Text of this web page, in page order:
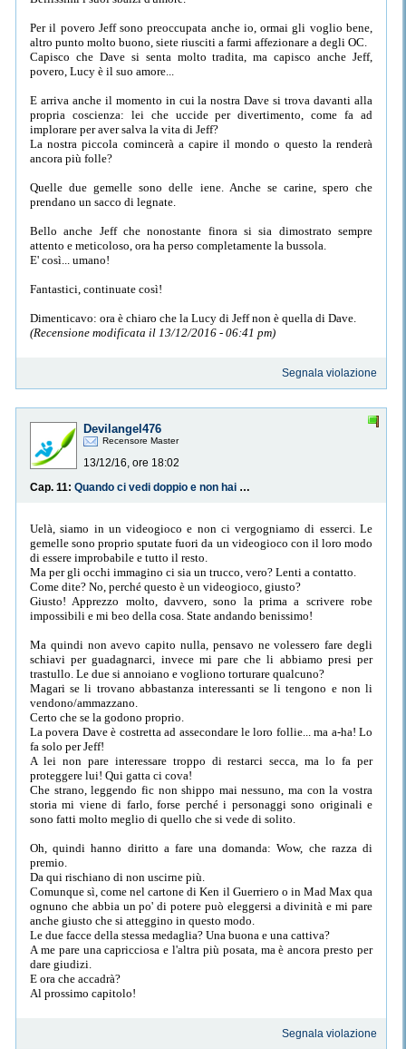
Per il povero Jeff sono preoccupata anche io, ormai gli voglio bene,
altro punto molto buono, siete riusciti a farmi affezionare a degli OC.
Capisco che Dave si senta molto tradita, ma capisco anche Jeff,
povero, Lucy è il suo amore...
E arriva anche il momento in cui la nostra Dave si trova davanti alla
propria coscienza: lei che uccide per divertimento, come fa ad
implorare per aver salva la vita di Jeff?
La nostra piccola comincerà a capire il mondo o questo la renderà
ancora più folle?
Quelle due gemelle sono delle iene. Anche se carine, spero che
prendano un sacco di legnate.
Bello anche Jeff che nonostante finora si sia dimostrato sempre
attento e meticoloso, ora ha perso completamente la bussola.
E' così... umano!
Fantastici, continuate così!
Dimenticavo: ora è chiaro che la Lucy di Jeff non è quella di Dave.
(Recensione modificata il 13/12/2016 - 06:41 pm)
Segnala violazione
Devilangel476
Recensore Master
13/12/16, ore 18:02
Cap. 11:
Quando ci vedi doppio e non hai bevuto...non ancora
Uelà, siamo in un videogioco e non ci vergogniamo di esserci. Le
gemelle sono proprio sputate fuori da un videogioco con il loro modo
di essere improbabile e tutto il resto.
Ma per gli occhi immagino ci sia un trucco, vero? Lenti a contatto.
Come dite? No, perché questo è un videogioco, giusto?
Giusto! Apprezzo molto, davvero, sono la prima a scrivere robe
impossibili e mi beo della cosa. State andando benissimo!
Ma quindi non avevo capito nulla, pensavo ne volessero fare degli
schiavi per guadagnarci, invece mi pare che li abbiamo presi per
trastullo. Le due si annoiano e vogliono torturare qualcuno?
Magari se li trovano abbastanza interessanti se li tengono e non li
vendono/ammazzano.
Certo che se la godono proprio.
La povera Dave è costretta ad assecondare le loro follie... ma a-ha! Lo
fa solo per Jeff!
A lei non pare interessare troppo di restarci secca, ma lo fa per
proteggere lui! Qui gatta ci cova!
Che strano, leggendo fic non shippo mai nessuno, ma con la vostra
storia mi viene di farlo, forse perché i personaggi sono originali e
sono fatti molto meglio di quello che si vede di solito.
Oh, quindi hanno diritto a fare una domanda: Wow, che razza di
premio.
Da qui rischiano di non uscirne più.
Comunque sì, come nel cartone di Ken il Guerriero o in Mad Max qua
ognuno che abbia un po' di potere può eleggersi a divinità e mi pare
anche giusto che si atteggino in questo modo.
Le due facce della stessa medaglia? Una buona e una cattiva?
A me pare una capricciosa e l'altra più posata, ma è ancora presto per
dare giudizi.
E ora che accadrà?
Al prossimo capitolo!
Segnala violazione